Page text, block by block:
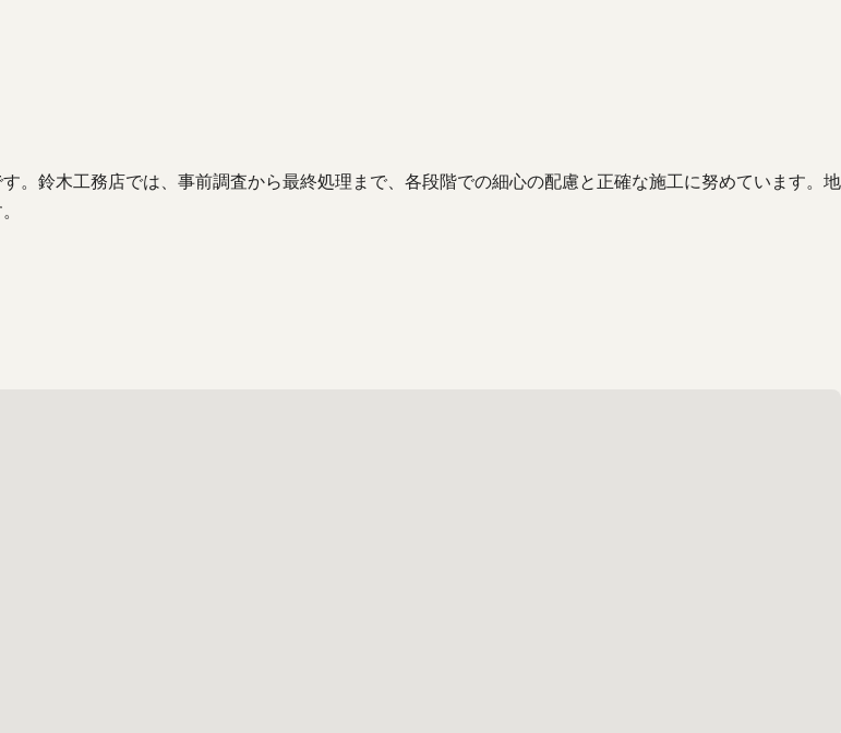
。鈴木工務店では、事前調査から最終処理まで、各段階での細心の配慮と正確な施工に努めています。地